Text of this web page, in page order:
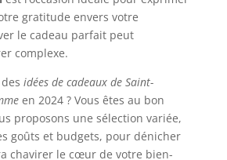
gratitude envers votre
le cadeau parfait peut
complexe.
idées de cadeaux de Saint-
en 2024 ? Vous êtes au bon
proposons une sélection variée,
goûts et budgets, pour dénicher
chavirer le cœur de votre bien-